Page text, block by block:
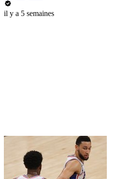
il y a 5 semaines